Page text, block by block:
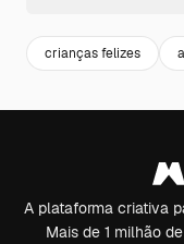
crianças felizes
A plataforma criativa
Mais de 1 milhão